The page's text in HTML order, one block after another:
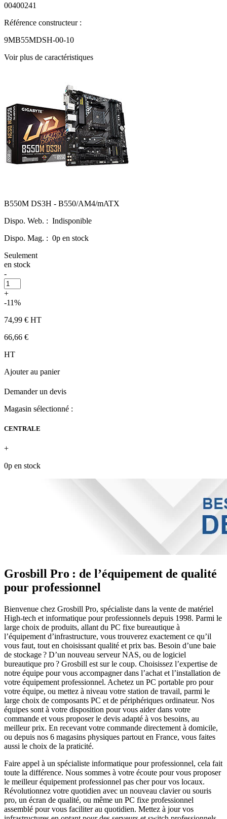
00400241
Référence constructeur :
9MB55MDSH-00-10
Voir plus de caractéristiques
B550M DS3H - B550/AM4/mATX
Dispo. Web. : Indisponible
Dispo. Mag. : 0p en stock
Seulement
en stock
-
+
-11%
74,99 € HT
66,66 €
HT
Ajouter au panier
Demander un devis
Magasin sélectionné :
CENTRALE
+
0p en stock
Grosbill Pro : de l’équipement de qualité
pour professionnel
Bienvenue chez Grosbill Pro, spécialiste dans la vente de matériel
High-tech et informatique pour professionnels depuis 1998. Parmi le
large choix de produits, allant du PC fixe bureautique à
l’équipement d’infrastructure, vous trouverez exactement ce qu’il
vous faut, tout en choisissant qualité et prix bas. Besoin d’une baie
de stockage ? D’un nouveau serveur NAS, ou de logiciel
bureautique pro ? Grosbill est sur le coup. Choisissez l’expertise de
notre équipe pour vous accompagner dans l’achat et l’installation de
votre équipement professionnel. Achetez un PC portable pro pour
votre équipe, ou mettez à niveau votre station de travail, parmi le
large choix de composants PC et de périphériques ordinateur. Nos
équipes sont à votre disposition pour vous aider dans votre
commande et vous proposer le devis adapté à vos besoins, au
meilleur prix. En recevant votre commande directement à domicile,
ou depuis nos 6 magasins physiques partout en France, vous faites
aussi le choix de la praticité.
Faire appel à un spécialiste informatique pour professionnel, cela fait
toute la différence. Nous sommes à votre écoute pour vous proposer
le meilleur équipement professionnel pas cher pour vos locaux.
Révolutionnez votre quotidien avec un nouveau clavier ou souris
pro, un écran de qualité, ou même un PC fixe professionnel
assemblé pour vous faciliter au quotidien. Mettez à jour vos